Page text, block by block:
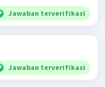
Jawaban terverifikasi
Jawaban terverifikasi